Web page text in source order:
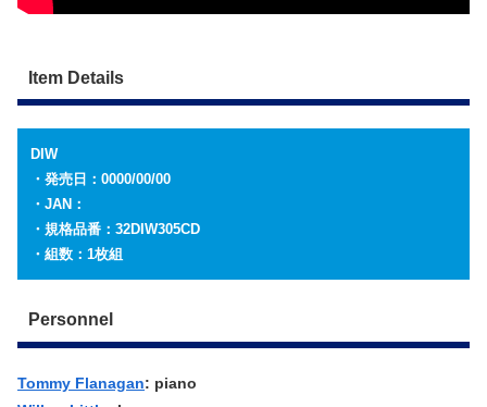
Item Details
DIW
・発売日：0000/00/00
・JAN：
・規格品番：32DIW305CD
・組数：1枚組
Personnel
Tommy Flanagan: piano